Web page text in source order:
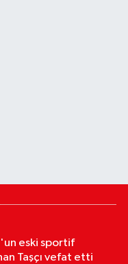
eski sportif
Taşçı vefat etti